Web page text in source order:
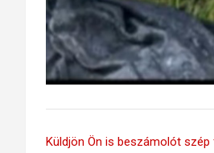
Küldjön Ön is beszámolót